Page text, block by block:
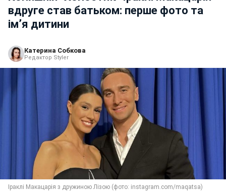
вдруге став батьком: перше фото та
ім’я дитини
Катерина Собкова
Редактор Styler
Іраклі Макацарія з дружиною Лізою (фото: instagram.com/maqatsa)